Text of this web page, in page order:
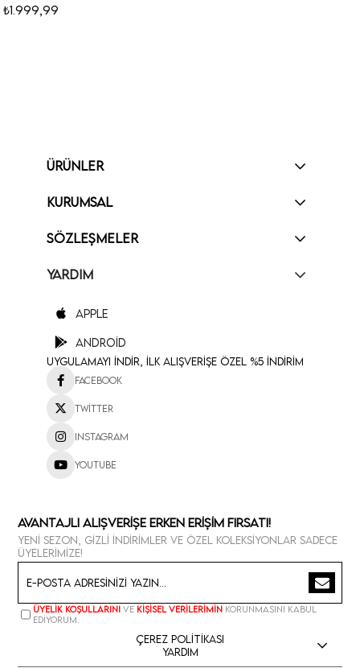
₺1.999,99
ÜRÜNLER
KURUMSAL
SÖZLEŞMELER
YARDIM
Apple
Android
Uygulamayı İndir, İlk Alışverişe Özel %5 İndirim
Facebook
Twitter
Instagram
Youtube
Avantajlı Alışverişe Erken Erişim Fırsatı!
Yeni sezon, gizli indirimler ve özel koleksiyonlar sadece
üyelerimize!
Üyelik koşullarını ve kişisel verilerimin korunmasını kabul
ediyorum.
Çerez Politikası
Yardım